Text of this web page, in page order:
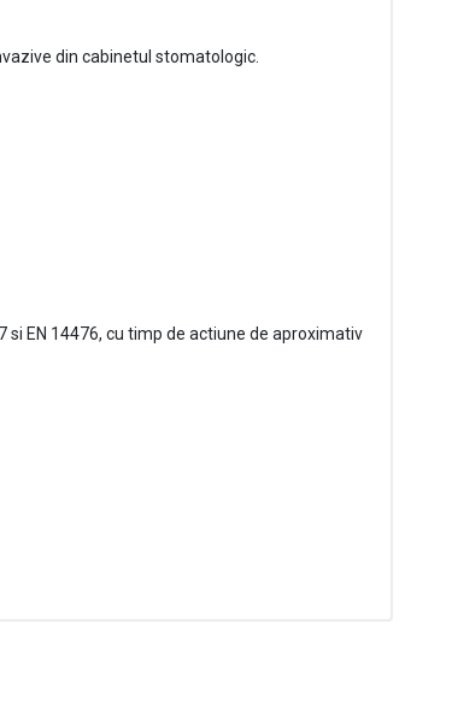
din cabinetul stomatologic.
si EN 14476, cu timp de actiune de aproximativ